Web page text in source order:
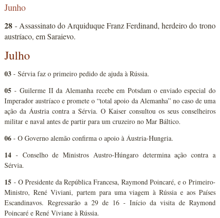
Junho
28 - Assassinato do Arquiduque Franz Ferdinand, herdeiro do trono
austríaco, em Saraievo.
Julho
03 - Sérvia faz o primeiro pedido de ajuda à Rússia.
05 - Guilerme II da Alemanha recebe em Potsdam o enviado especial do
Imperador austríaco e promete o “total apoio da Alemanha” no caso de uma
ação da Áustria contra a Sérvia. O Kaiser consultou os seus conselheiros
militar e naval antes de partir para um cruzeiro no Mar Báltico.
06 - O Governo alemão confirma o apoio à Áustria-Hungria.
14 - Conselho de Ministros Austro-Húngaro determina ação contra a
Sérvia.
15 - O Presidente da República Francesa, Raymond Poincaré, e o Primeiro-
Ministro, René Viviani, partem para uma viagem à Rússia e aos Países
Escandinavos. Regressarão a 29 de 16 - Início da visita de Raymond
Poincaré e René Viviane à Rússia.